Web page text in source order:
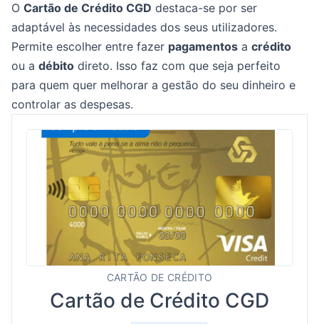
O Cartão de Crédito CGD destaca-se por ser
adaptável às necessidades dos seus utilizadores.
Permite escolher entre fazer pagamentos a crédito
ou a débito direto. Isso faz com que seja perfeito
para quem quer melhorar a gestão do seu dinheiro e
controlar as despesas.
CARTÃO DE CRÉDITO
Cartão de Crédito CGD